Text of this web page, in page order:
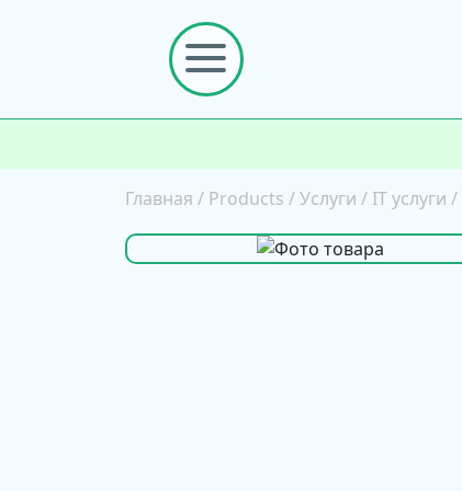
Главная / Products /Услуги / IT услуги /